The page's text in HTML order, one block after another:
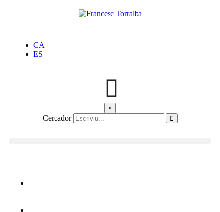
CA
ES
×
Cercador